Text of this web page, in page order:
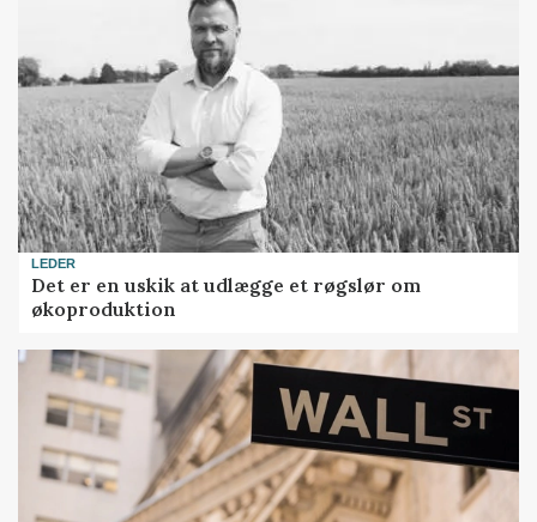
LEDER
Det er en uskik at udlægge et røgslør om
økoproduktion